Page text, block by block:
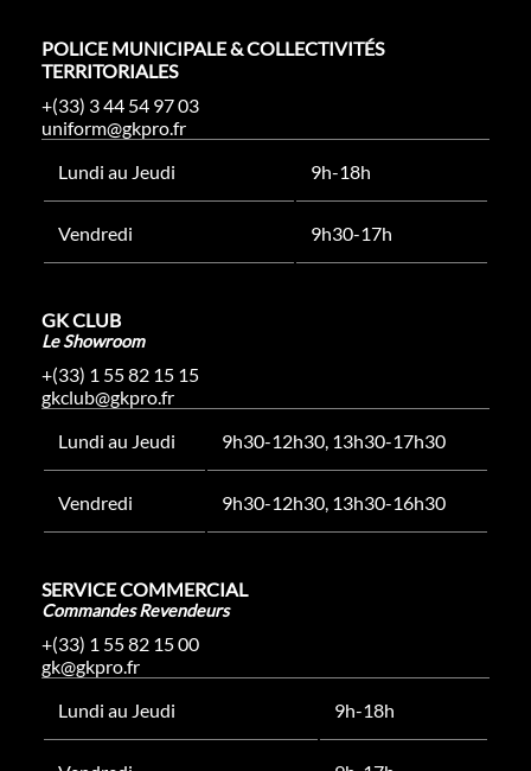
POLICE MUNICIPALE & COLLECTIVITÉS
TERRITORIALES
+(33) 3 44 54 97 03
uniform@gkpro.fr
Lundi au Jeudi
9h-18h
Vendredi 9h30-17h
GK CLUB
Le Showroom
+(33) 1 55 82 15 15
gkclub@gkpro.fr
Lundi au Jeudi
9h30-12h30, 13h30-17h30
Vendredi 9h30-12h30, 13h30-16h30
SERVICE COMMERCIAL
Commandes Revendeurs
+(33) 1 55 82 15 00
gk@gkpro.fr
Lundi au Jeudi
9h-18h